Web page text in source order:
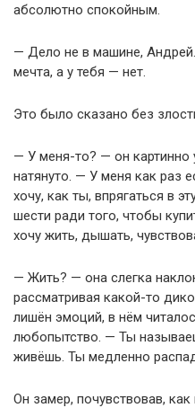
абсолютно спокойным.
— Дело не в машине,
мечта, а у тебя — нет.
Это было сказано без
— У меня-то? — он картинно
натянуто. — У меня как раз
хочу, как ты, впрягаться в
шести ради того, чтобы
хочу жить, дышать,
— Жить? — она слегка
рассматривая какой-то
лишён эмоций, в нём
любопытство. — Ты
живёшь. Ты медленно
Он замер, почувствовав,